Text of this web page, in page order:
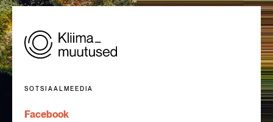
SOTSIAALMEEDIA
Facebook